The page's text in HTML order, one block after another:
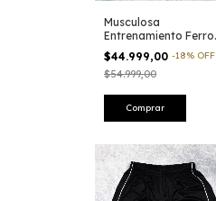
Musculosa
Entrenamiento Ferro
Verde 2024
$44.999,00 -18% OFF
$54.999,00
Comprar